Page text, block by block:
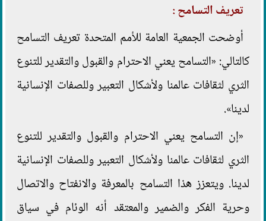
تعريف التسامح :
أوضحت الجمعية العامة للأمم المتحدة تعريف التسامح
كالتالي: «التسامح يعني الاحترام والقبول والتقدير للتنوع
الثري لثقافات عالمنا ولأشكال التعبير وللصفات الإنسانية
لدينا».
«إن التسامح يعني الاحترام والقبول والتقدير للتنوع
الثري لثقافات عالمنا ولأشكال التعبير وللصفات الإنسانية
لدينا. ويتعزز هذا التسامح بالمعرفة والانفتاح والاتصال
وحرية الفكر والضمير والمعتقد أنه الوئام في سياق